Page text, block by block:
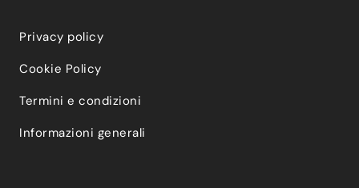
Privacy policy
Cookie Policy
Termini e condizioni
Informazioni generali